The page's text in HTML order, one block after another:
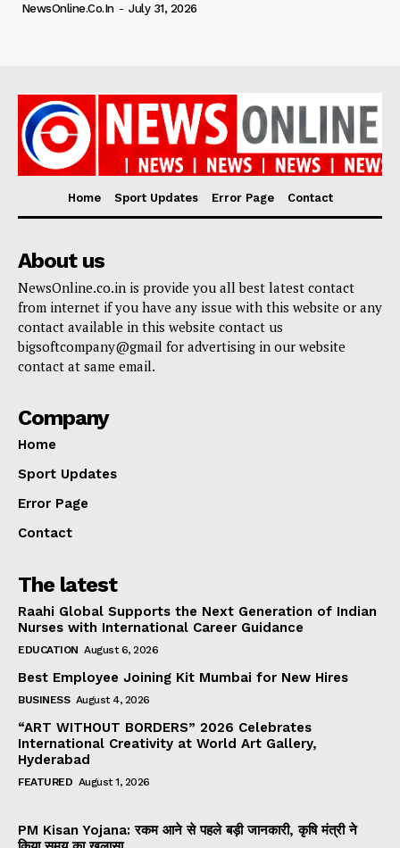
NewsOnline.co.in - July 31, 2026
Home Sport Updates Error Page Contact
About us
NewsOnline.co.in is provide you all best latest contact
from internet if you have any issue with this website or any
contact available in this website contact us
bigsoftcompany@gmail for advertising in our website
contact at same email.
Company
Home
Sport Updates
Error Page
Contact
The latest
Raahi Global Supports the Next Generation of Indian
Nurses with International Career Guidance
EDUCATION August 6, 2026
Best Employee Joining Kit Mumbai for New Hires
BUSINESS August 4, 2026
“ART WITHOUT BORDERS” 2026 Celebrates
International Creativity at World Art Gallery,
Hyderabad
FEATURED August 1, 2026
PM Kisan Yojana: रकम आने से पहले बड़ी जानकारी, कृषि मंत्री ने